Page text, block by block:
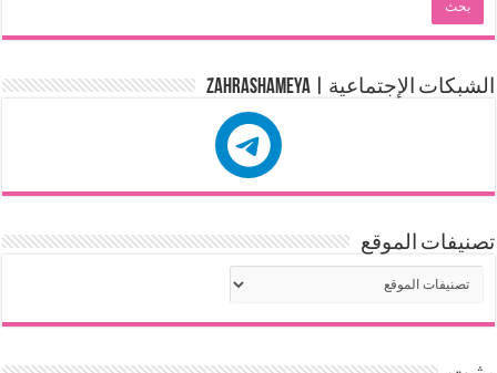
الشبكات الإجتماعية | zahrashameya
تصنيفات الموقع